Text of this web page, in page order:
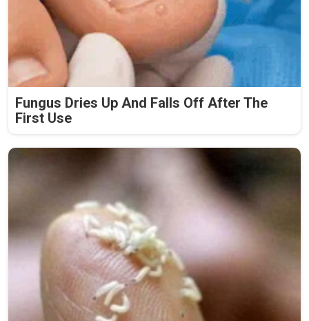
Fungus Dries Up And Falls Off After The
First Use